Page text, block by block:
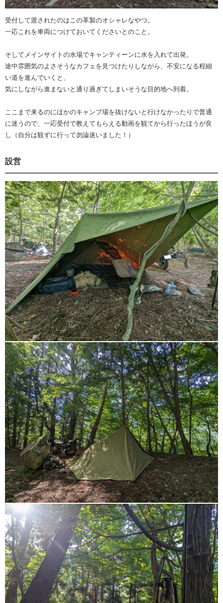
受付して渡されたのはこの革製のオシャレなやつ。
一応これを車両につけておいてくださいとのこと。
そしてメインサイトの水場でキャンティーンに水を入れて出発。
途中雰囲気のよさそうなカフェを見つけたりしながら、不安になる程細
い道を進んでいくと、
気にしながら進まないと通り過ぎてしまいそうな目的地へ到着。
ここまで来るのにほかのキャンプ場を抜けないと行けなかったりで普通
に迷うので、一応受付で教えてもらえる動画を観てから行ったほうが良
し（自分は観ずに行って勿論迷いました！）
設営